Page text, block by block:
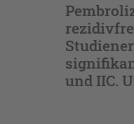
und IIC.